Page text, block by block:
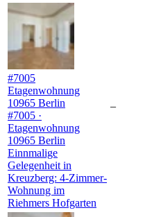
#7005
Etagenwohnung
10965 Berlin
#7005 ·
Etagenwohnung
10965 Berlin
Einnmalige
Gelegenheit in
Kreuzberg: 4-Zimmer-
Wohnung im
Riehmers Hofgarten
–